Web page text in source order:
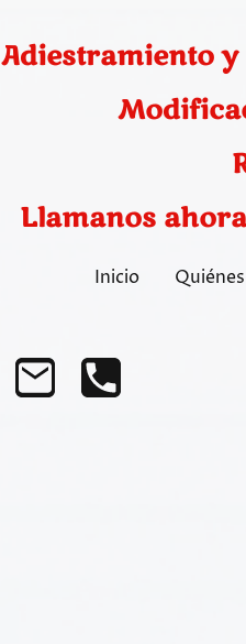
Adiestramiento y
Llamanos
Inicio